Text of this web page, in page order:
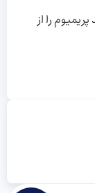
را از